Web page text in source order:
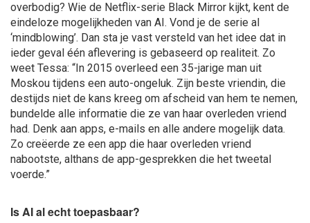
overbodig? Wie de Netflix-serie Black Mirror kijkt, kent de
eindeloze mogelijkheden van AI. Vond je de serie al
‘mindblowing’. Dan sta je vast versteld van het idee dat in
ieder geval één aflevering is gebaseerd op realiteit. Zo
weet Tessa: “In 2015 overleed een 35-jarige man uit
Moskou tijdens een auto-ongeluk. Zijn beste vriendin, die
destijds niet de kans kreeg om afscheid van hem te nemen,
bundelde alle informatie die ze van haar overleden vriend
had. Denk aan apps, e-mails en alle andere mogelijk data.
Zo creëerde ze een app die haar overleden vriend
nabootste, althans de app-gesprekken die het tweetal
voerde.”
Is AI al echt toepasbaar?